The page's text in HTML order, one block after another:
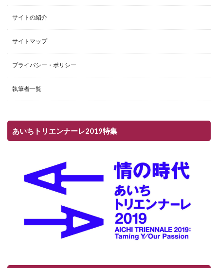
サイトの紹介
サイトマップ
プライバシー・ポリシー
執筆者一覧
あいちトリエンナーレ2019特集